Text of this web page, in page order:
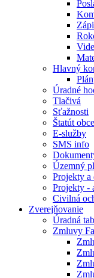
Hlavný
Úradné
Tlačivá
Sťažnosti
Štatút obce
E-služby
SMS info
Územný
Projekty a
Projekty -
Civilná
Zverejňovanie
Úradná
Zmluvy